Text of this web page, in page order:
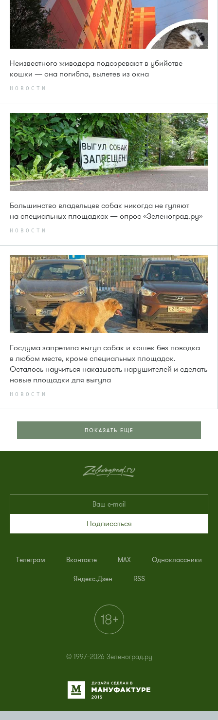
Неизвестного живодера подозревают в убийстве
кошки — она погибла, вылетев из окна
НОВОСТИ
Большинство владельцев собак никогда не гуляют
на специальных площадках — опрос «Зеленоград.ру»
НОВОСТИ
Госдума запретила выгул собак и кошек без поводка
в любом месте, кроме специальных площадок.
Осталось научиться наказывать нарушителей и сделать
новые площадки для выгула
НОВОСТИ
ПОКАЗАТЬ ЕЩЕ
Подписаться
Телеграм Вконтакте MAX Одноклассники
Яндекс.Дзен RSS
© 1997–2026 Зеленоград.ру